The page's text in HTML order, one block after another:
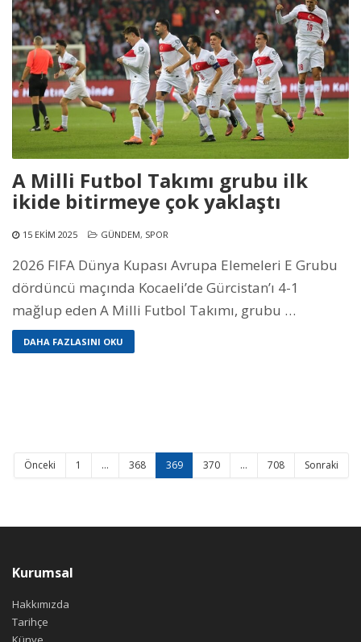
A Milli Futbol Takımı grubu ilk
ikide bitirmeye çok yaklaştı
15 EKIM 2025 GÜNDEM, SPOR
2026 FIFA Dünya Kupası Avrupa Elemeleri E Grubu
dördüncü maçında Kocaeli’de Gürcistan’ı 4-1
mağlup eden A Milli Futbol Takımı, grubu …
DAHA FAZLASINI OKU
Önceki 1 … 368 369 370 … 708 Sonraki
Kurumsal
Hakkımızda
Tarihçe